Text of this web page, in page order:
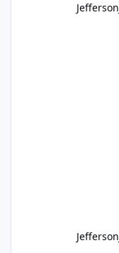
Jefferson
Jefferson